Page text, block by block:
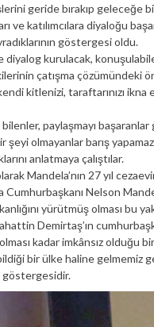
geride bırakıp
ve katılımcılara diyaloğu
göstergesi oldu.
ve diyalog kurulacak,
çatışma çözümündeki
kitlenizi, taraftarınızı
paylaşmayı
olmayanlar barış
anlatmaya çalıştılar.
Mandela’nın 27 yıl
Nelson
yürütmüş olması bu
Demirtaş’ın
kadar imkânsız olduğu
bir ülke haline gelmemiz
göstergesidir.